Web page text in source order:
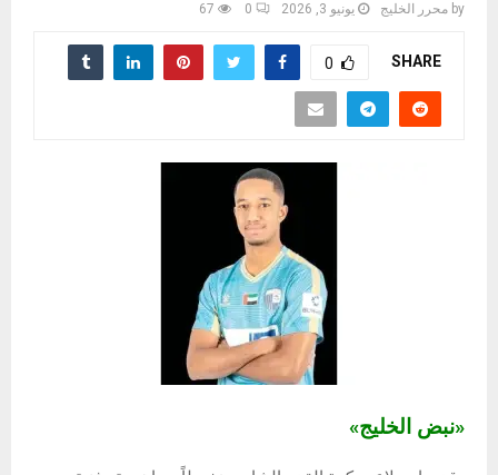
by محرر الخليج يونيو 3, 2026 0
67
SHARE
0
«نبض الخليج»